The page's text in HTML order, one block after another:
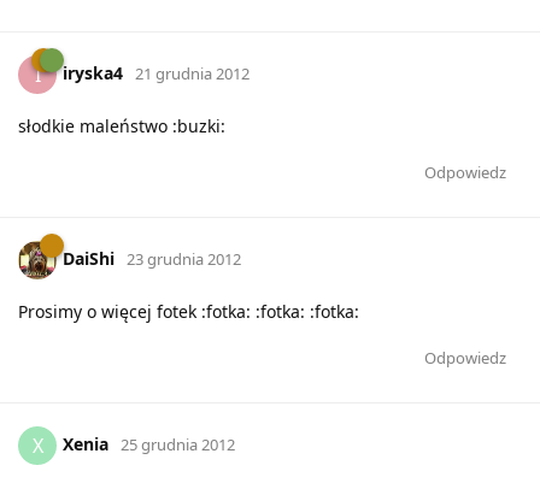
I iryska4 21 grudnia 2012
słodkie maleństwo :buzki:
Odpowiedz
DaiShi 23 grudnia 2012
Prosimy o więcej fotek :fotka: :fotka: :fotka:
Odpowiedz
X Xenia 25 grudnia 2012